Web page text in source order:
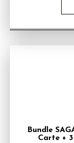
Bundle
Carte +